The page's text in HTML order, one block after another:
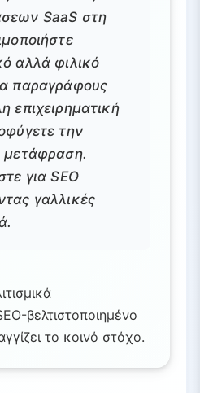
SaaS στη
αλλά φιλικό
παραγράφους
επιχειρηματική
την
μετάφραση.
για SEO
γαλλικές
βελτιστοποιημένο
το κοινό στόχο.